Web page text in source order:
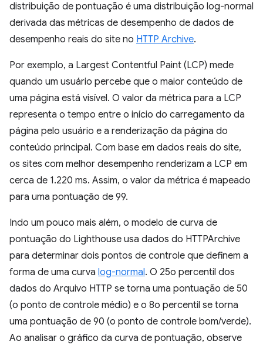
distribuição de pontuação é uma distribuição log-normal
derivada das métricas de desempenho de dados de
desempenho reais do site no HTTP Archive.
Por exemplo, a Largest Contentful Paint (LCP) mede
quando um usuário percebe que o maior conteúdo de
uma página está visível. O valor da métrica para a LCP
representa o tempo entre o início do carregamento da
página pelo usuário e a renderização da página do
conteúdo principal. Com base em dados reais do site,
os sites com melhor desempenho renderizam a LCP em
cerca de 1.220 ms. Assim, o valor da métrica é mapeado
para uma pontuação de 99.
Indo um pouco mais além, o modelo de curva de
pontuação do Lighthouse usa dados do HTTPArchive
para determinar dois pontos de controle que definem a
forma de uma curva log-normal. O 25o percentil dos
dados do Arquivo HTTP se torna uma pontuação de 50
(o ponto de controle médio) e o 8o percentil se torna
uma pontuação de 90 (o ponto de controle bom/verde).
Ao analisar o gráfico da curva de pontuação, observe